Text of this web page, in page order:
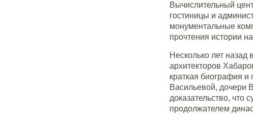
Вычислительный
гостиницы и
монументальные
прочтения истории
Несколько лет назад
архитекторов
краткая биография
Васильевой, дочери
доказательство, что
продолжателем